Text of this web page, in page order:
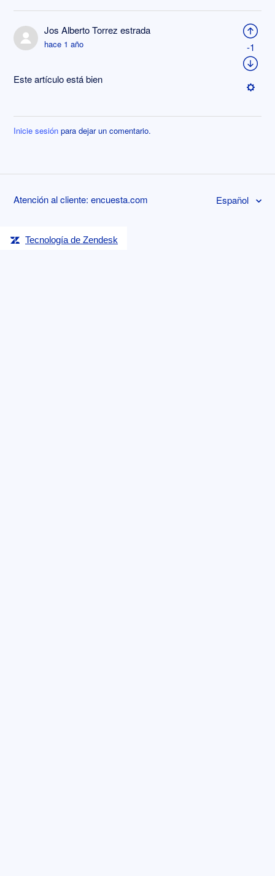
Jos Alberto Torrez estrada
hace 1 año
Este artículo está bien
-1
Inicie sesión para dejar un comentario.
Atención al cliente: encuesta.com Español
Tecnología de Zendesk